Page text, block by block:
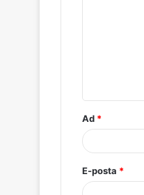
Ad *
E-posta *